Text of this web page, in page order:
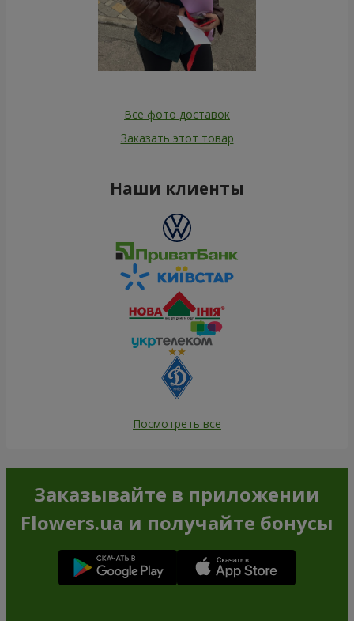
Все фото доставок
Заказать этот товар
Наши клиенты
Посмотреть все
Заказывайте в приложении
Flowers.ua и получайте бонусы